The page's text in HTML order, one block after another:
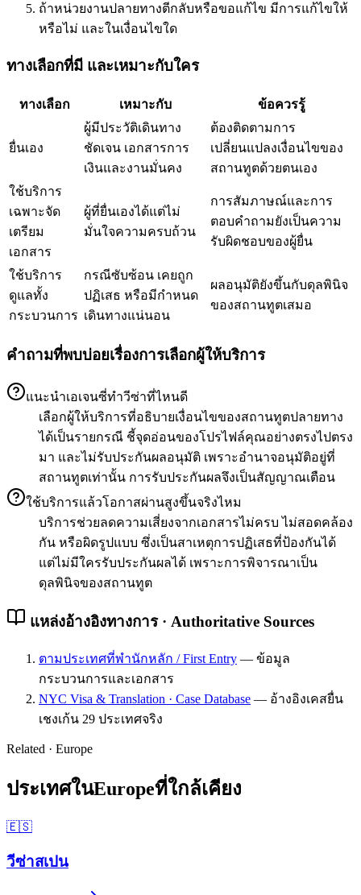
ถ้าหน่วยงานปลายทางตีกลับหรือขอแก้ไข มีการแก้ไขให้
หรือไม่ และในเงื่อนไขใด
ทางเลือกที่มี และเหมาะกับใคร
ทางเลือก เหมาะกับ ข้อควรรู้
ยื่นเอง
ผู้มีประวัติเดินทาง
ชัดเจน เอกสารการ
เงินและงานมั่นคง
ต้องติดตามการ
เปลี่ยนแปลงเงื่อนไขของ
สถานทูตด้วยตนเอง
ใช้บริการ
เฉพาะจัด
เตรียม
เอกสาร
ผู้ที่ยื่นเองได้แต่ไม่
มั่นใจความครบถ้วน
การสัมภาษณ์และการ
ตอบคำถามยังเป็นความ
รับผิดชอบของผู้ยื่น
ใช้บริการ
ดูแลทั้ง
กระบวนการ
กรณีซับซ้อน เคยถูก
ปฏิเสธ หรือมีกำหนด
เดินทางแน่นอน
ผลอนุมัติยังขึ้นกับดุลพินิจ
ของสถานทูตเสมอ
คำถามที่พบบ่อยเรื่องการเลือกผู้ให้บริการ
แนะนำเอเจนซี่ทำวีซ่าที่ไหนดี
เลือกผู้ให้บริการที่อธิบายเงื่อนไขของสถานทูตปลายทาง
ได้เป็นรายกรณี ชี้จุดอ่อนของโปรไฟล์คุณอย่างตรงไปตรง
มา และไม่รับประกันผลอนุมัติ เพราะอำนาจอนุมัติอยู่ที่
สถานทูตเท่านั้น การรับประกันผลจึงเป็นสัญญาณเตือน
ใช้บริการแล้วโอกาสผ่านสูงขึ้นจริงไหม
บริการช่วยลดความเสี่ยงจากเอกสารไม่ครบ ไม่สอดคล้อง
กัน หรือผิดรูปแบบ ซึ่งเป็นสาเหตุการปฏิเสธที่ป้องกันได้
แต่ไม่มีใครรับประกันผลได้ เพราะการพิจารณาเป็น
ดุลพินิจของสถานทูต
แหล่งอ้างอิงทางการ · Authoritative Sources
ตามประเทศที่พำนักหลัก / First Entry — ข้อมูล
กระบวนการและเอกสาร
NYC Visa & Translation · Case Database — อ้างอิงเคสยื่น
เชงเก้น 29 ประเทศจริง
Related · Europe
ประเทศในEuropeที่ใกล้เคียง
🇪🇸
วีซ่าสเปน